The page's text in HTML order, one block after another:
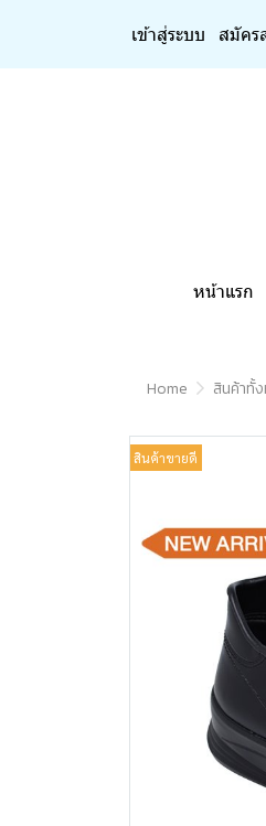
เข้าสู่ระบบ สมัคร
หน้าแรก
Home สินค้าทั้
สินค้าขายดี